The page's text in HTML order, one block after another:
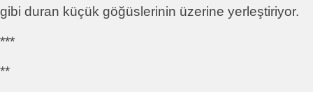
gibi duran küçük göğüslerinin üzerine yerleştiriyor.
***
**